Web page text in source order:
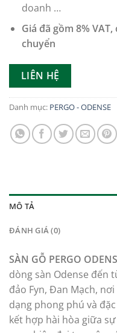
doanh …
Giá đã gồm 8%
chuyển
LIÊN HỆ
Danh mục: PERGO - ODENSE
MÔ TẢ
ĐÁNH GIÁ (0)
SÀN GỖ PERGO
dòng sàn Odense đến
đảo Fyn, Đan Mạch,
dạng phong phú và
kết hợp hài hòa giữa